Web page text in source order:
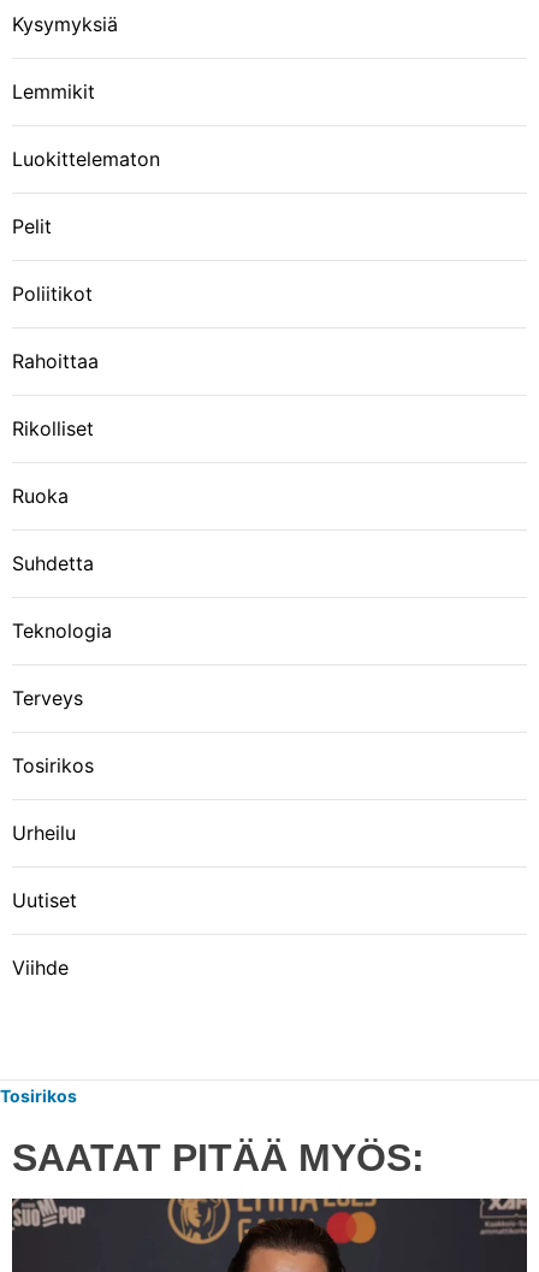
Kysymyksiä
Lemmikit
Luokittelematon
Pelit
Poliitikot
Rahoittaa
Rikolliset
Ruoka
Suhdetta
Teknologia
Terveys
Tosirikos
Urheilu
Uutiset
Viihde
Tosirikos
SAATAT PITÄÄ MYÖS: